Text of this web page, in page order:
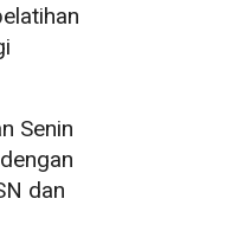
Senin
dan